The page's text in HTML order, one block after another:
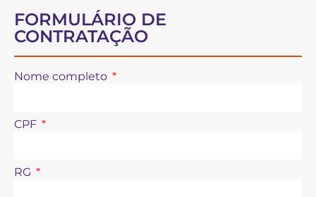
FORMULÁRIO DE
CONTRATAÇÃO
Nome completo
CPF
RG